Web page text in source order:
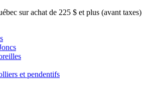
sur achat de 225 $ et plus (avant taxes)
et pendentifs